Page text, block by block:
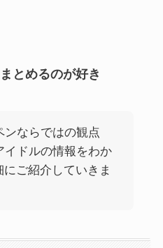
とめるのが好き
ンならではの観点
イドルの情報をわか
にご紹介していきま